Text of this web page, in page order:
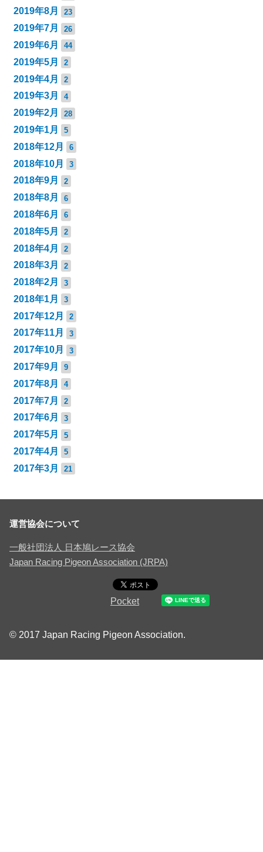
2019年8月 23
2019年7月 26
2019年6月 44
2019年5月 2
2019年4月 2
2019年3月 4
2019年2月 28
2019年1月 5
2018年12月 6
2018年10月 3
2018年9月 2
2018年8月 6
2018年6月 6
2018年5月 2
2018年4月 2
2018年3月 2
2018年2月 3
2018年1月 3
2017年12月 2
2017年11月 3
2017年10月 3
2017年9月 9
2017年8月 4
2017年7月 2
2017年6月 3
2017年5月 5
2017年4月 5
2017年3月 21
運営協会について
一般社団法人 日本鳩レース協会
Japan Racing Pigeon Association (JRPA)
Pocket
© 2017 Japan Racing Pigeon Association.